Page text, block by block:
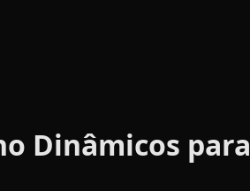
Dinâmicos